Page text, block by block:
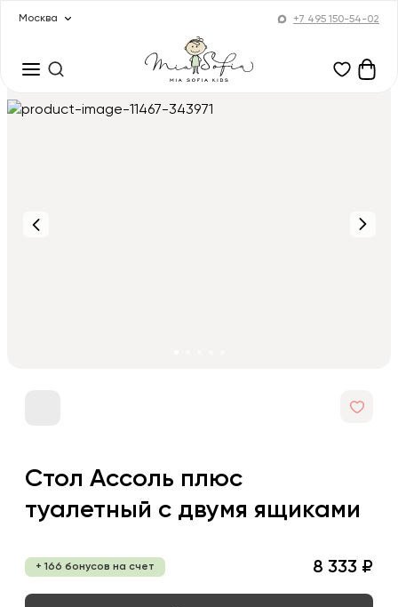
Москва +7 495 150-54-02
Стол Ассоль плюс
туалетный с двумя ящиками
+ 166 бонусов на счет 8 333 ₽